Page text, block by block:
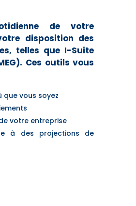
de votre
disposition des
telles que I-Suite
Ces outils vous
vous soyez
votre entreprise
à des projections de